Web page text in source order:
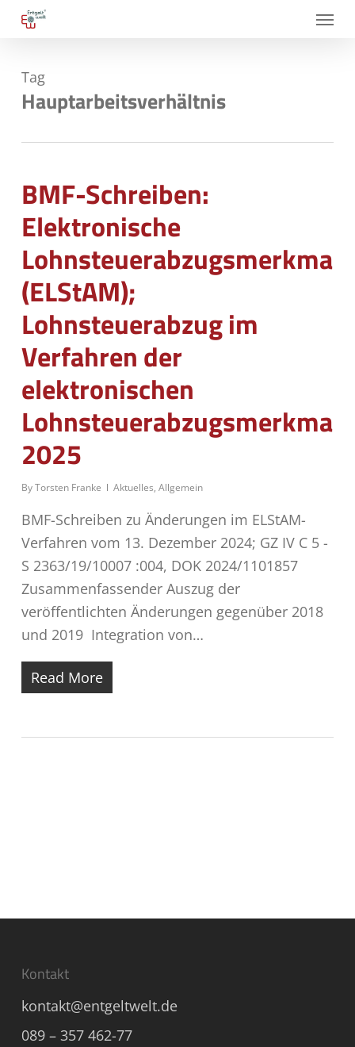
Skip
content
Menu
Tag
Hauptarbeitsverhältnis
BMF-Schreiben:
Elektronische
Lohnsteuerabzugsmerkmale
(ELStAM);
Lohnsteuerabzug im
Verfahren der
elektronischen
Lohnsteuerabzugsmerkmale
2025
ByTorsten Franke Aktuelles, Allgemein
BMF-Schreiben zu Änderungen im ELStAM-
Verfahren vom 13. Dezember 2024; GZ IV C 5 -
S 2363/19/10007 :004, DOK 2024/1101857
Zusammenfassender Auszug der
veröffentlichten Änderungen gegenüber 2018
und 2019 Integration von…
Read More
Kontakt
kontakt@entgeltwelt.de
089 – 357 462-77